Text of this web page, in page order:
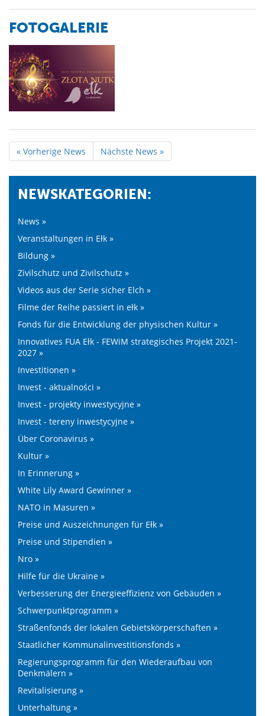
FOTOGALERIE
« Vorherige News Nächste News »
NEWSKATEGORIEN:
News »
Veranstaltungen in Ełk »
Bildung »
Zivilschutz und Zivilschutz »
Videos aus der Serie sicher Elch »
Filme der Reihe passiert in ełk »
Fonds für die Entwicklung der physischen Kultur »
Innovatives FUA Ełk - FEWiM strategisches Projekt 2021-
2027 »
Investitionen »
Invest - aktualności »
Invest - projekty inwestycyjne »
Invest - tereny inwestycyjne »
Über Coronavirus »
Kultur »
In Erinnerung »
White Lily Award Gewinner »
NATO in Masuren »
Preise und Auszeichnungen für Ełk »
Preise und Stipendien »
Nro »
Hilfe für die Ukraine »
Verbesserung der Energieeffizienz von Gebäuden »
Schwerpunktprogramm »
Straßenfonds der lokalen Gebietskörperschaften »
Staatlicher Kommunalinvestitionsfonds »
Regierungsprogramm für den Wiederaufbau von
Denkmälern »
Revitalisierung »
Unterhaltung »